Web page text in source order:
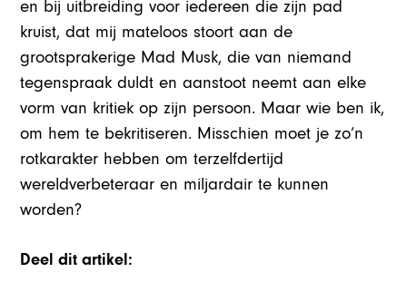
en bij uitbreiding voor iedereen die zijn pad
kruist, dat mij mateloos stoort aan de
grootsprakerige Mad Musk, die van niemand
tegenspraak duldt en aanstoot neemt aan elke
vorm van kritiek op zijn persoon. Maar wie ben ik,
om hem te bekritiseren. Misschien moet je zo’n
rotkarakter hebben om terzelfdertijd
wereldverbeteraar en miljardair te kunnen
worden?
Deel dit artikel: